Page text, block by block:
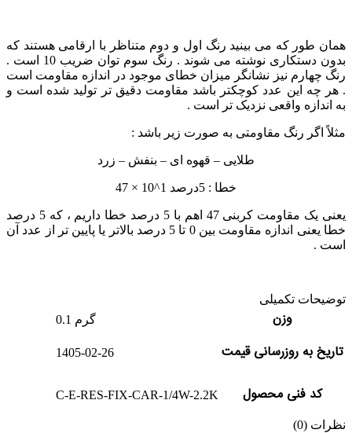
همان طور که می بینید رنگ اول و دوم متناظر با ارقامی هستند که
بدون دستکاری نوشته می شوند . رنگ سوم توان ضریب 10 است .
رنگ چهارم نیز نشانگر میزان خطای موجود در اندازه مقاومت است
. هر چه این عدد کوچکتر باشد مقاومت دقیق تر تولید شده است و
به اندازه واقعی نزدیک تر است .
مثلاً اگر رنگ مقاومتی به صورت زیر باشد :
طلایی – قهوه ای – بنفش – زرد
47 × 10^1 خطا : 5درصد
یعنی یک مقاومت کربنی 47 اهم با 5 درصد خطا داریم ، که 5 درصد
خطا یعنی اندازه مقاومت بین 0 تا 5 درصد بالاتر یا پایین تر از عدد آن
است .
توضیحات تکمیلی
وزن 0.1 گرم
تاریخ به روزرسانی قیمت 1405-02-26
کد فنی محصول C-E-RES-FIX-CAR-1/4W-2.2K
نظرات (0)